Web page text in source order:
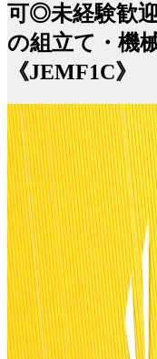
可◎未経験歓
の組立て・機
《JEMF1C》